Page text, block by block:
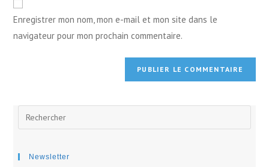
URL
(optional)
Enregistrer mon nom, mon e-mail et mon site dans le
navigateur pour mon prochain commentaire.
Rechercher
sur
siteNewsletter